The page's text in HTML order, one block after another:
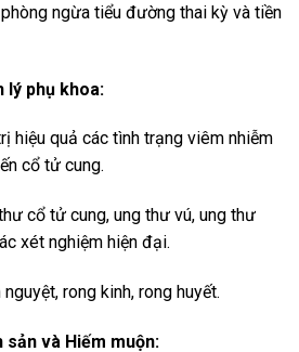
ngừa tiểu đường thai kỳ và tiền
lý phụ khoa:
hiệu quả các tình trạng viêm nhiễm
cổ tử cung.
cổ tử cung, ung thư vú, ung thư
xét nghiệm hiện đại.
rong kinh, rong huyết.
và Hiếm muộn: